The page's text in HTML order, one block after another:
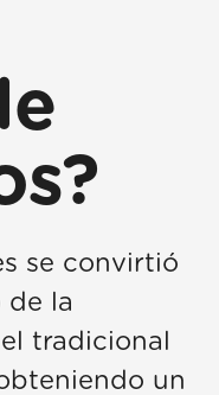
se convirtió
de la
tradicional
un